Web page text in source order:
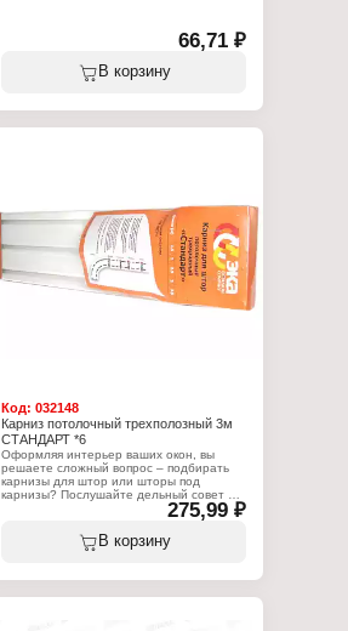
66,71 ₽
В корзину
Код:032148
Карниз потолочный трехполозный 3м
СТАНДАРТ *6
Оформляя интерьер ваших окон, вы
решаете сложный вопрос – подбирать
карнизы для штор или шторы под
карнизы? Послушайте дельный совет –
карнизы для штор необходимо
приобретать после того, как вы
определились с типом штор и их
собственным весом. Но только после
известна длина карниза и высота его
275,99 ₽
В корзину